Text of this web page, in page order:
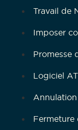
Travail de
Imposer
Promesse
Logiciel
Fermeture